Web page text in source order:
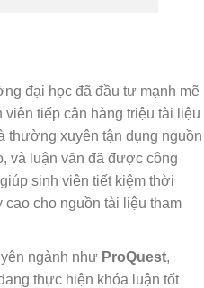
đại học đã đầu tư mạnh mẽ
tiếp cận hàng triệu tài liệu
thường xuyên tận dụng nguồn
và luận văn đã được công
sinh viên tiết kiệm thời
cao cho nguồn tài liệu tham
ngành như ProQuest,
thực hiện khóa luận tốt